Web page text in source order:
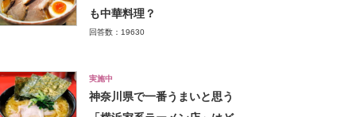
も中華料理？
回答数：19630
実施中
神奈川県で一番うまいと思う